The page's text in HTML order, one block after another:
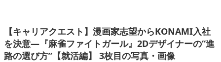
企業動向
人材育成
【キャリアクエスト】漫画家志望からKONAMI入社
を決意―『麻雀ファイトガール』2Dデザイナーの“進
路の選び方”【就活編】 3枚目の写真・画像